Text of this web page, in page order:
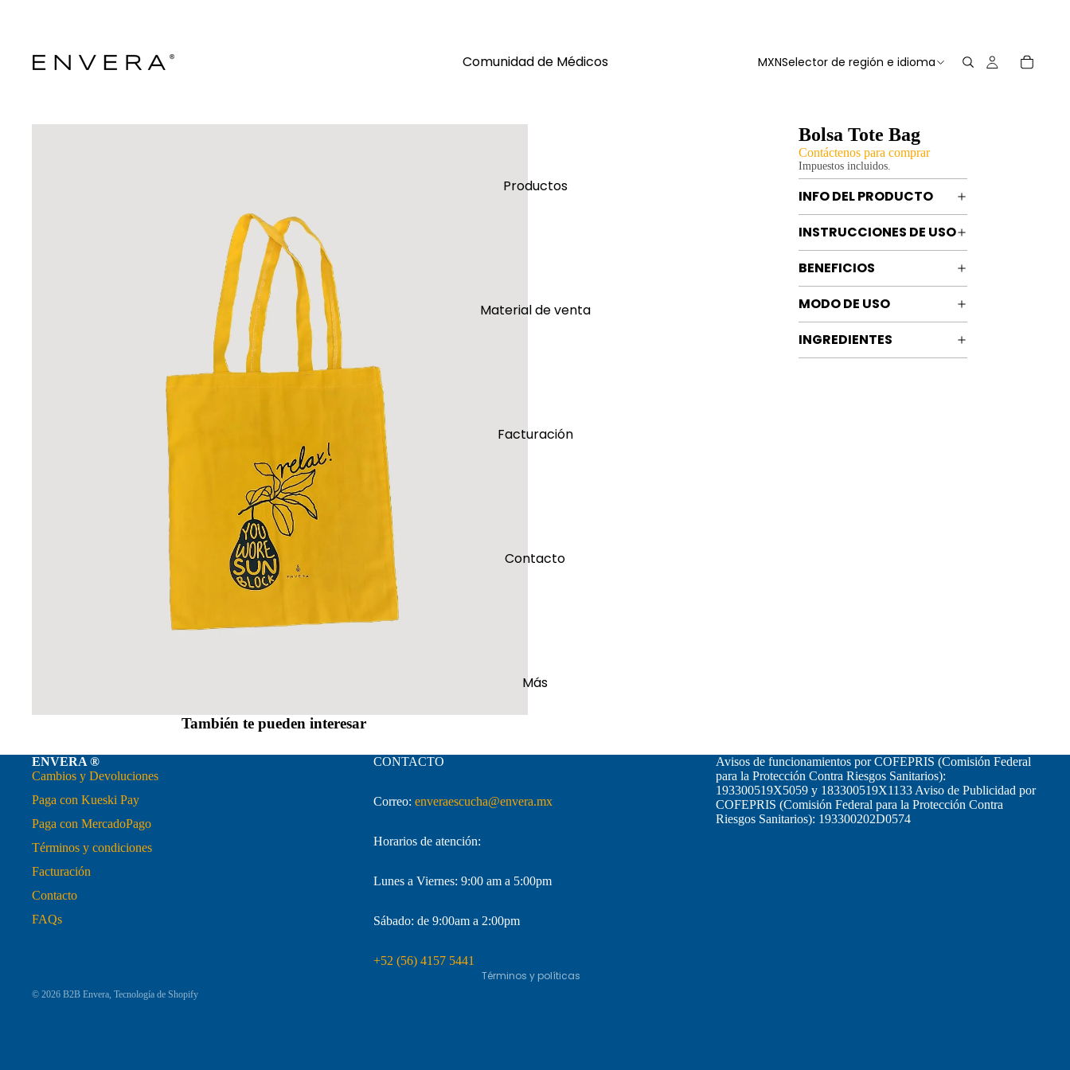
Comunidad de Médicos
Productos
Material de venta
Facturación
Contacto
Más
MXNSelector de región e idioma
Bolsa Tote Bag
Contáctenos para comprar
Impuestos incluidos.
INFO DEL PRODUCTO
INSTRUCCIONES DE USO
BENEFICIOS
MODO DE USO
INGREDIENTES
También te pueden interesar
ENVERA ®
Cambios y Devoluciones
Paga con Kueski Pay
Paga con MercadoPago
Términos y condiciones
Facturación
Contacto
FAQs
CONTACTO
Correo:enveraescucha@envera.mx
Horarios de atención:
Lunes a Viernes: 9:00 am a 5:00pm
Sábado: de 9:00am a 2:00pm
+52 (56) 4157 5441
Avisos de funcionamientos por COFEPRIS (Comisión Federal
para la Protección Contra Riesgos Sanitarios):
193300519X5059 y 183300519X1133 Aviso de Publicidad por
COFEPRIS (Comisión Federal para la Protección Contra
Riesgos Sanitarios): 193300202D0574
© 2026 B2B Envera, Tecnología de Shopify
Términos y políticas